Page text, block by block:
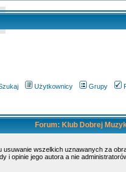
Użytkownicy Grupy
Forum: Klub Dobrej
wszelkich uznawanych za
i opinie jego autora a nie